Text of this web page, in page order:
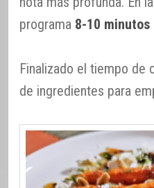
programa 8-10 minutos
Finalizado el tiempo de
de ingredientes para